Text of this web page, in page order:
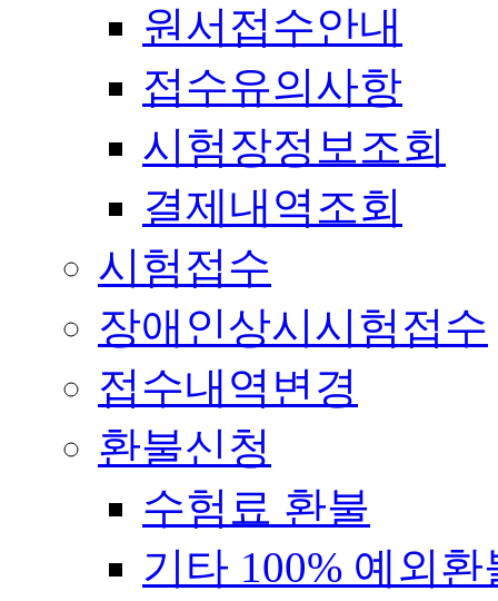
원서접수안내
접수유의사항
시험장정보조회
결제내역조회
시험접수
장애인상시시험접수
접수내역변경
환불신청
수험료 환불
기타 100% 예외환